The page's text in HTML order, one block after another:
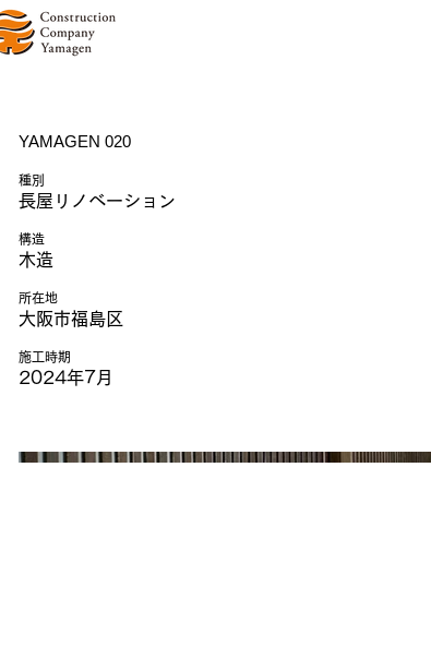
YAMAGEN 020
種別
長屋リノベーション
構造
木造
所在地
大阪市福島区
施工時期
2024年7月